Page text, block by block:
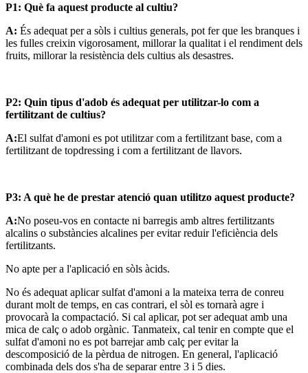
P1: Què fa aquest producte al cultiu?
A: És adequat per a sòls i cultius generals, pot fer que les branques i
les fulles creixin vigorosament, millorar la qualitat i el rendiment dels
fruits, millorar la resistència dels cultius als desastres.
P2: Quin tipus d'adob és adequat per utilitzar-lo com a
fertilitzant de cultius?
A:El sulfat d'amoni es pot utilitzar com a fertilitzant base, com a
fertilitzant de topdressing i com a fertilitzant de llavors.
P3: A què he de prestar atenció quan utilitzo aquest producte?
A:No poseu-vos en contacte ni barregis amb altres fertilitzants
alcalins o substàncies alcalines per evitar reduir l'eficiència dels
fertilitzants.
No apte per a l'aplicació en sòls àcids.
No és adequat aplicar sulfat d'amoni a la mateixa terra de conreu
durant molt de temps, en cas contrari, el sòl es tornarà agre i
provocarà la compactació. Si cal aplicar, pot ser adequat amb una
mica de calç o adob orgànic. Tanmateix, cal tenir en compte que el
sulfat d'amoni no es pot barrejar amb calç per evitar la
descomposició de la pèrdua de nitrogen. En general, l'aplicació
combinada dels dos s'ha de separar entre 3 i 5 dies.